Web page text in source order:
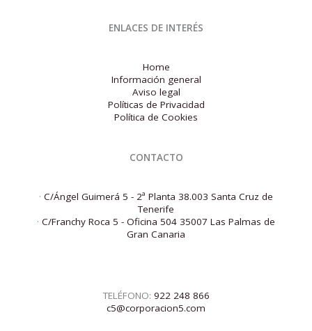
ENLACES DE INTERÉS
Home
Información general
Aviso legal
Políticas de Privacidad
Política de Cookies
CONTACTO
· C/Ángel Guimerá 5 - 2ª Planta 38.003 Santa Cruz de
Tenerife
· C/Franchy Roca 5 - Oficina 504 35007 Las Palmas de
Gran Canaria
TELÉFONO: 922 248 866
c5@corporacion5.com